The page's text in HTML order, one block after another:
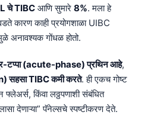
चे TIBC आणि सुमारे 8%. मला हे
कारण काही प्रयोगशाळा UIBC
अनावश्यक गोंधळ होतो.
टप्पा (acute-phase) प्रथिन आहे,
सहसा TIBC कमी करते. ही एकच गोष्ट
किंवा लठ्ठपणाशी संबंधित
देणाऱ्या” पॅनेल्सचे स्पष्टीकरण देते.